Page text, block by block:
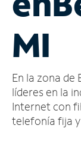
cuenta
Encuentra
tienda
MI
En la zona
líderes en la
Internet con
telefonía fija